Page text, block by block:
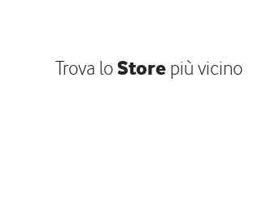
Trova loStore più vicino